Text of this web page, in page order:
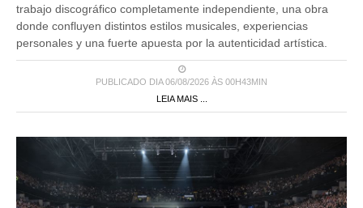
trabajo discográfico completamente independiente, una obra
donde confluyen distintos estilos musicales, experiencias
personales y una fuerte apuesta por la autenticidad artística.
PUBLICADO DIA 06/08/2026 ÀS 00H43MIN
LEIA MAIS ...